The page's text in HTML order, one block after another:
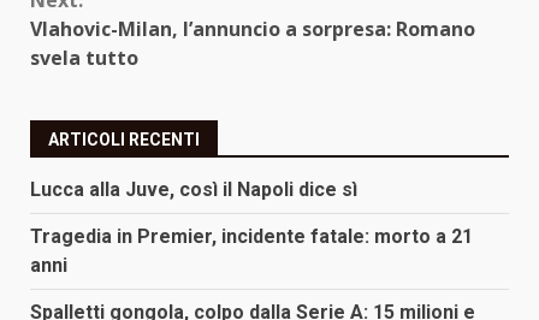
Vlahovic-Milan, l’annuncio a sorpresa: Romano
svela tutto
ARTICOLI RECENTI
Lucca alla Juve, così il Napoli dice sì
Tragedia in Premier, incidente fatale: morto a 21
anni
Spalletti gongola, colpo dalla Serie A: 15 milioni e